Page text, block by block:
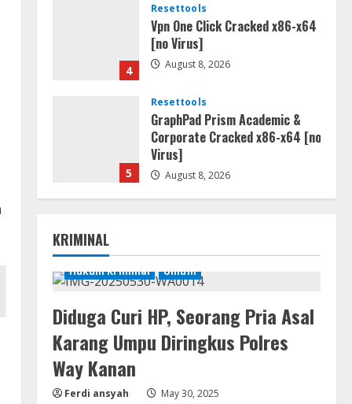
4
Resettools
Vpn One Click Cracked x86-x64
[no Virus]
August 8, 2026
5
Resettools
GraphPad Prism Academic &
Corporate Cracked x86-x64 [no
Virus]
August 8, 2026
1 August 8, 2026
2
Img
Office 365 Professional Plus
ISO File Multilanguage
KRIMINAL
Hukum Kriminal Umum
Diduga Curi HP, Seorang Pria Asal
Karang Umpu Diringkus Polres
Way Kanan
Ferdi ansyah May 30, 2025